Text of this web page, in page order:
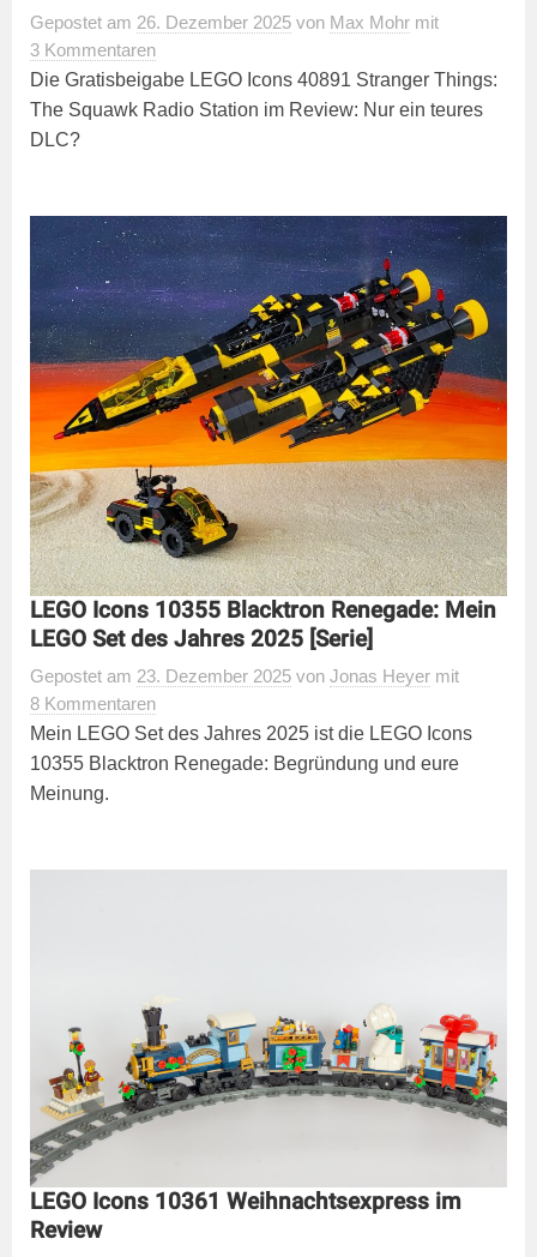
Gepostet am 26. Dezember 2025 von Max Mohr mit
3 Kommentaren
Die Gratisbeigabe LEGO Icons 40891 Stranger Things:
The Squawk Radio Station im Review: Nur ein teures
DLC?
LEGO Icons 10355 Blacktron Renegade: Mein
LEGO Set des Jahres 2025 [Serie]
Gepostet am 23. Dezember 2025 von Jonas Heyer mit
8 Kommentaren
Mein LEGO Set des Jahres 2025 ist die LEGO Icons
10355 Blacktron Renegade: Begründung und eure
Meinung.
LEGO Icons 10361 Weihnachtsexpress im
Review